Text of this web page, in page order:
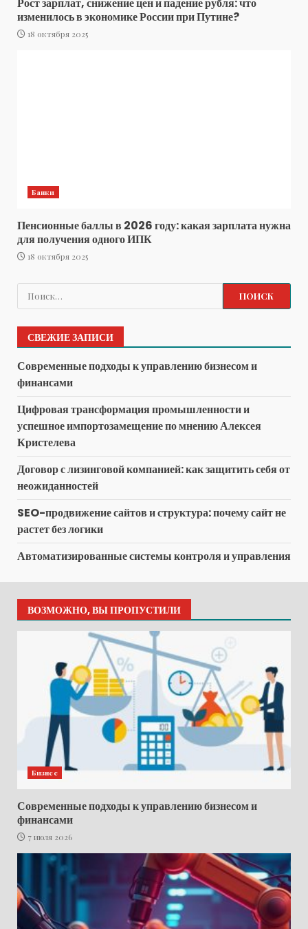
изменилось в экономике России при Путине?
18 октября 2025
Банки
Пенсионные баллы в 2026 году: какая зарплата нужна
для получения одного ИПК
18 октября 2025
Найти:
СВЕЖИЕ ЗАПИСИ
Современные подходы к управлению бизнесом и
финансами
Цифровая трансформация промышленности и
успешное импортозамещение по мнению Алексея
Кристелева
Договор с лизинговой компанией: как защитить себя от
неожиданностей
SEO-продвижение сайтов и структура: почему сайт не
растет без логики
Автоматизированные системы контроля и управления
ВОЗМОЖНО, ВЫ ПРОПУСТИЛИ
Бизнес
Современные подходы к управлению бизнесом и
финансами
7 июля 2026